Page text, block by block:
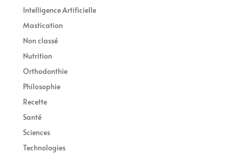
Intelligence Artificielle
Mastication
Non classé
Nutrition
Orthodonthie
Philosophie
Recette
Santé
Sciences
Technologies